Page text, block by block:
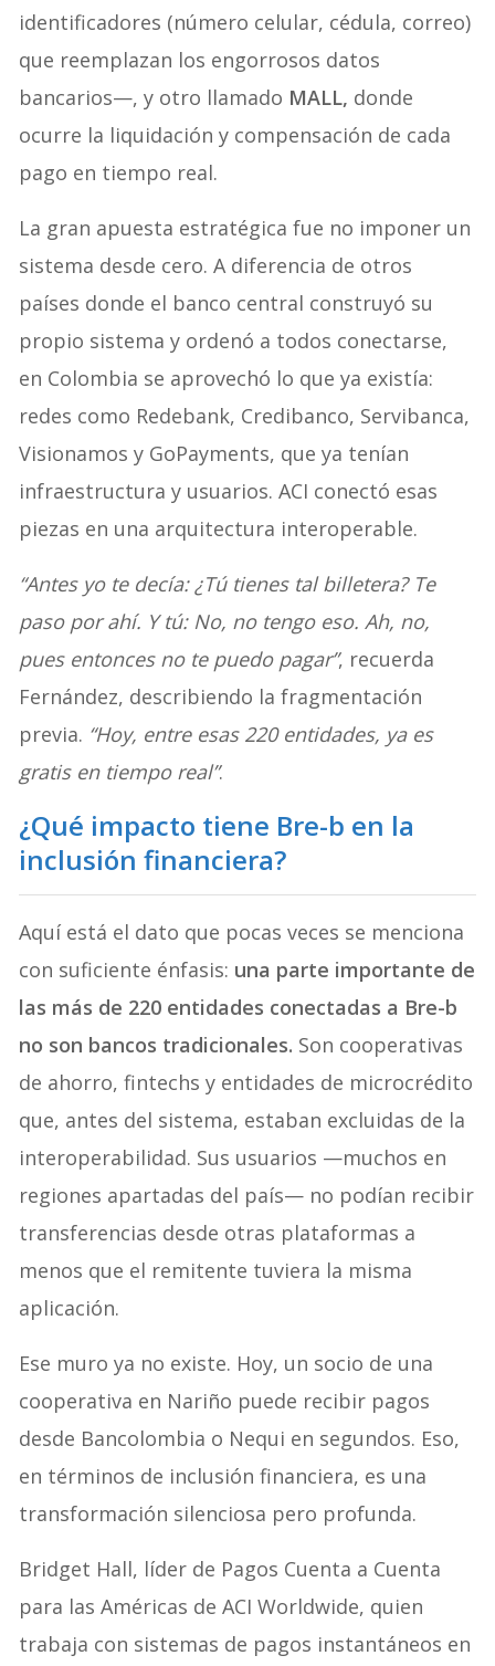
identificadores (número celular, cédula, correo)
que reemplazan los engorrosos datos
bancarios—, y otro llamado MALL, donde
ocurre la liquidación y compensación de cada
pago en tiempo real.
La gran apuesta estratégica fue no imponer un
sistema desde cero. A diferencia de otros
países donde el banco central construyó su
propio sistema y ordenó a todos conectarse,
en Colombia se aprovechó lo que ya existía:
redes como Redebank, Credibanco, Servibanca,
Visionamos y GoPayments, que ya tenían
infraestructura y usuarios. ACI conectó esas
piezas en una arquitectura interoperable.
“Antes yo te decía: ¿Tú tienes tal billetera? Te
paso por ahí. Y tú: No, no tengo eso. Ah, no,
pues entonces no te puedo pagar”, recuerda
Fernández, describiendo la fragmentación
previa. “Hoy, entre esas 220 entidades, ya es
gratis en tiempo real”.
¿Qué impacto tiene Bre-b en la
inclusión financiera?
Aquí está el dato que pocas veces se menciona
con suficiente énfasis: una parte importante de
las más de 220 entidades conectadas a Bre-b
no son bancos tradicionales. Son cooperativas
de ahorro, fintechs y entidades de microcrédito
que, antes del sistema, estaban excluidas de la
interoperabilidad. Sus usuarios —muchos en
regiones apartadas del país— no podían recibir
transferencias desde otras plataformas a
menos que el remitente tuviera la misma
aplicación.
Ese muro ya no existe. Hoy, un socio de una
cooperativa en Nariño puede recibir pagos
desde Bancolombia o Nequi en segundos. Eso,
en términos de inclusión financiera, es una
transformación silenciosa pero profunda.
Bridget Hall, líder de Pagos Cuenta a Cuenta
para las Américas de ACI Worldwide, quien
trabaja con sistemas de pagos instantáneos en